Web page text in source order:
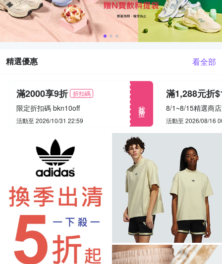
精選優惠 看全部
滿2000享9折 折扣碼
限定折扣碼 bkn10off
活動至 2026/10/31 22:59 活動至 2026/08/16